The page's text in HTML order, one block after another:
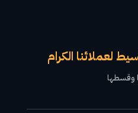
لعملائنا الكرام
وقسطها